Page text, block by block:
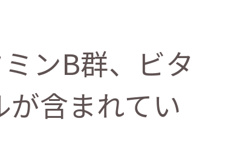
ンB群、ビタ
含まれてい